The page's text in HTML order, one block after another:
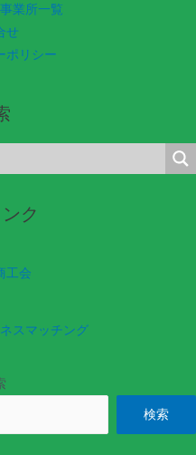
業所一覧
せ
ポリシー
ク
工会
スマッチング
検索